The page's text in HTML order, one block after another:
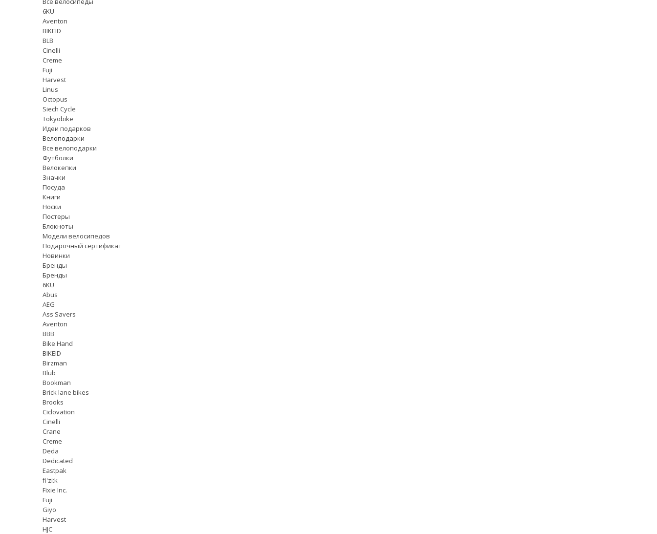
6KU
Aventon
BIKEID
BLB
Cinelli
Creme
Fuji
Harvest
Linus
Octopus
Siech Cycle
Tokyobike
Идеи подарков
Велоподарки
Все велоподарки
Футболки
Велокепки
Значки
Посуда
Книги
Носки
Постеры
Блокноты
Модели велосипедов
Подарочный сертификат
Новинки
Бренды
Бренды
6KU
Abus
AEG
Ass Savers
Aventon
BBB
Bike Hand
BIKEID
Birzman
Blub
Bookman
Brick lane bikes
Brooks
Ciclovation
Cinelli
Crane
Creme
Deda
Dedicated
Eastpak
fi'zi:k
Fixie Inc.
Fuji
Giyo
Harvest
HJC